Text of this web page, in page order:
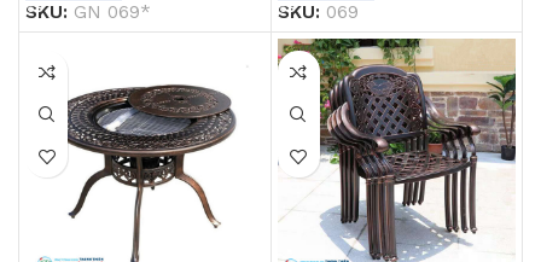
SKU: GN 069* SKU: 069